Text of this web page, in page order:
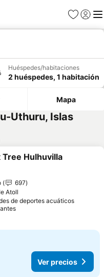
Favoritos
Iniciar
Huéspedes/habitaciones
2 huéspedes, 1 habitación
Mapa
Uthuru, Islas
a favoritos
Hulhuvilla
697
Atoll
de deportes acuáticos
Ver precios